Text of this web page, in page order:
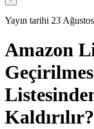
Yayın tarihi 23
Amazon
Kaldırılır?